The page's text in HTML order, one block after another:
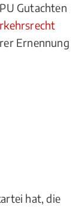
Gutachten
Ernennung
hat, die